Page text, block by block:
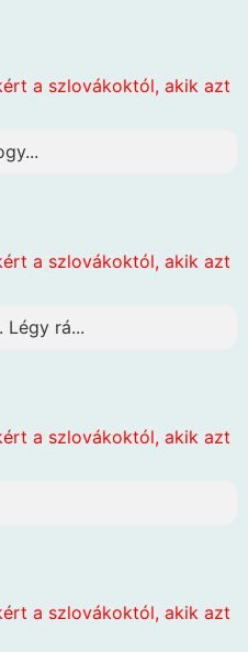
a szlovákoktól, akik azt
a szlovákoktól, akik azt
Légy rá...
a szlovákoktól, akik azt
a szlovákoktól, akik azt